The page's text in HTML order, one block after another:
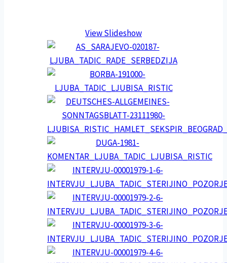
View Slideshow